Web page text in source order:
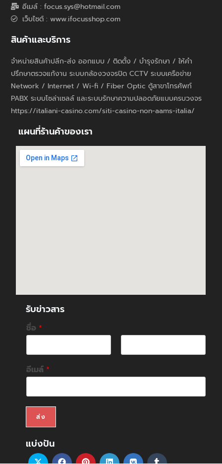
อีเมล์ : focus.sys@hotmail.com
เว็บไซต์ : www.ifocusshop.com
สินค้าและบริการ
จำหน่ายสินค้าปลีก-ส่ง ออกแบบ / ติดตั้ง / บำรุงรักษา / ให้คำ
ปรึกษาตรวจแก้งาน ระบบกล้องวงจรปิด CCTV ระบบเครือข่าย
Network / Internet / Wi-fi / Fiber Optic ตู้สาขาโทรศัพท์
PABX ระบบโซล่าเซลล์ และระบบรักษาความปลอดภัยแบบครบวงจร
https://italiani-casino.com/siti-casino-non-aams-italia/
แผนที่ร้านค้าของเรา
รับข่าวสาร
ชื่อ *
F
i
r
L
อีเมล์ *
ส่ง
แบ่งปัน